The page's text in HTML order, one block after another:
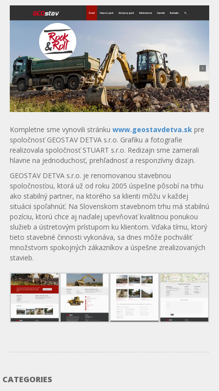
Kompletne sme vynovili stránku www.geostavdetva.sk pre
spoločnosť GEOSTAV DETVA s.r.o. Grafiku a fotografie
realizovala spoločnosť STUART s.r.o. Redizajn sme zamerali
hlavne na jednoduchosť, prehľadnosť a responzívny dizajn.
GEOSTAV DETVA s.r.o. je renomovanou stavebnou
spoločnosťou, ktorá už od roku 2005 úspešne pôsobí na trhu
ako stabilný partner, na ktorého sa klienti môžu v každej
situácii spoľahnúť. Na Slovenskom stavebnom trhu má stabilnú
pozíciu, ktorú chce aj naďalej upevňovať kvalitnou ponukou
služieb a ústretovým prístupom ku klientom. Vďaka tímu, ktorý
tieto stavebné činnosti vykonáva, sa dnes môže pochváliť
množstvom spokojných zákazníkov a úspešne zrealizovaných
stavieb.
CATEGORIES